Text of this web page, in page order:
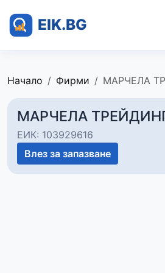
Начало Фирми МАРЧЕЛА
МАРЧЕЛА
ЕИК: 103929616
Влез за запазване